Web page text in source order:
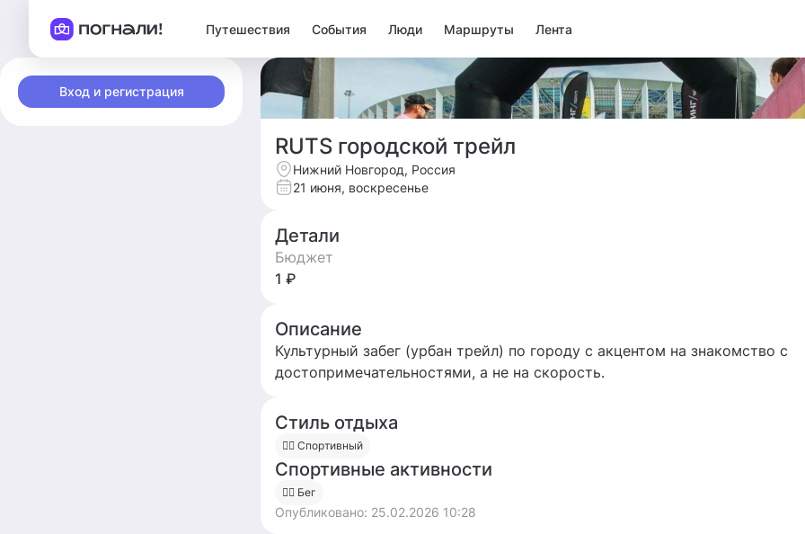
Путешествия События Люди Маршруты Лента
Вход и регистрация
RUTS городской трейл
Нижний Новгород, Россия
21 июня, воскресенье
Детали
Бюджет
1 ₽
Описание
Культурный забег (урбан трейл) по городу с акцентом на знакомство с
достопримечательностями, а не на скорость.
Стиль отдыха
🚴‍♀️ Спортивный
Спортивные активности
🏃‍♂️ Бег
Опубликовано: 25.02.2026 10:28